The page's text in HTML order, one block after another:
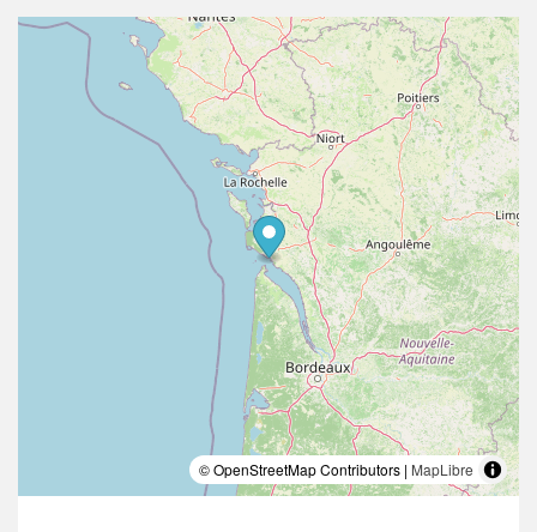
© OpenStreetMap Contributors | MapLibre